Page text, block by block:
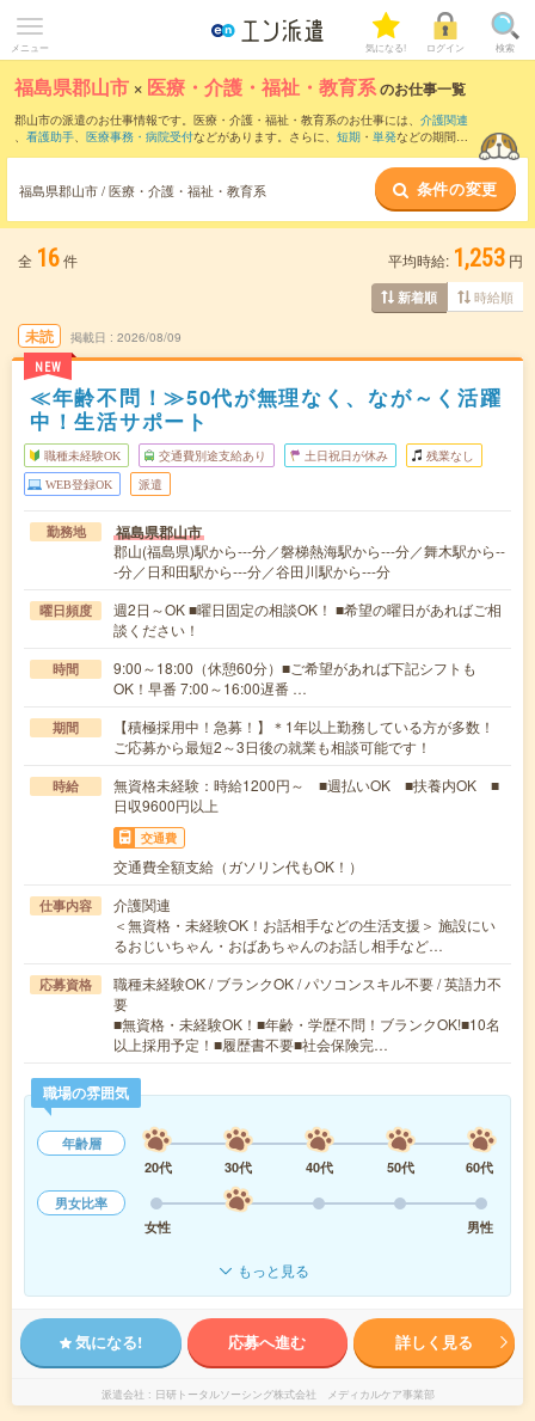
メニュー 気になる! ログイン 検索
福島県郡山市 × 医療・介護・福祉・教育系のお仕事一覧
郡山市の派遣のお仕事情報です。医療・介護・福祉・教育系のお仕事には、 介護関連
、 看護助手、 医療事務・病院受付などがあります。さらに、 短期 ・ 単発などの期間
福島県郡山市 / 医療・介護・福祉・教育系 条件の変更
全 16件 平均時給: 1,253 円
新着順 時給順
未読
NEW
掲載日 2026/08/09
≪年齢不問！≫50代が無理なく、なが～く活躍
中！生活サポート
職種未経験OK 交通費別途支給あり 土日祝日が休み 残業なし
WEB登録OK 派遣
勤務地 福島県郡山市
郡山(福島県)駅から---分／磐梯熱海駅から---分／舞木駅から--
-分／日和田駅から---分／谷田川駅から---分
曜日頻度
週2日～OK ■曜日固定の相談OK！ ■希望の曜日があればご相
談ください！
時間
9:00～18:00（休憩60分）■ご希望があれば下記シフトも
OK！早番 7:00～16:00遅番 …
期間
【積極採用中！急募！】＊1年以上勤務している方が多数！
ご応募から最短2～3日後の就業も相談可能です！
時給
無資格未経験：時給1200円～ ■週払いOK ■扶養内OK ■
日収9600円以上
交通費
交通費全額支給（ガソリン代もOK！）
仕事内容
介護関連
＜無資格・未経験OK！お話相手などの生活支援＞ 施設にい
るおじいちゃん・おばあちゃんのお話し相手など…
応募資格
職種未経験OK / ブランクOK / パソコンスキル不要 / 英語力不
要
■無資格・未経験OK！■年齢・学歴不問！ブランクOK!■10名
以上採用予定！■履歴書不要■社会保険完…
職場の雰囲気
年齢層
20代
30代 40代 50代
60代
男女比率
女性
男性
もっと見る
気になる! 応募へ進む 詳しく見る
派遣会社 日研トータルソーシング株式会社 メディカルケア事業部